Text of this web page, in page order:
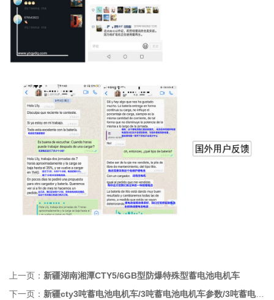
上一页： 新疆湖南湘潭CTY5/6GB型防爆特殊型蓄电池电机车
下一页： 新疆cty3吨蓄电池电机车/3吨蓄电池电机车参数/3吨蓄电池电机车价格